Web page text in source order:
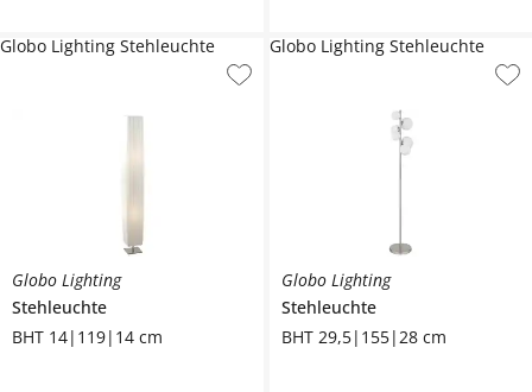
Globo Lighting
Stehleuchte
BHT 14|119|14 cm
Globo Lighting Stehleuchte
Globo Lighting
Stehleuchte
BHT 29,5|155|28 cm
Globo Lighting Stehleuchte